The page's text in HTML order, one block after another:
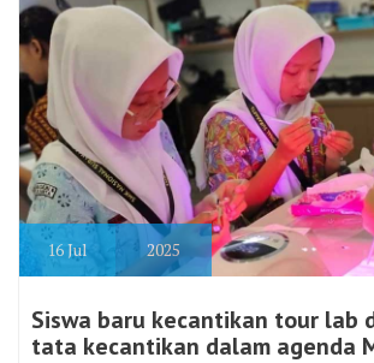
16Jul 2025
Siswa baru kecantikan tour lab
tata kecantikan dalam agenda